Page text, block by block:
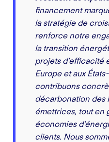
financement
la stratégie de
renforce notre
la transition
projets d’efficacité
Europe et aux
contribuons
décarbonation des
émettrices, tout en
économies
clients. Nous